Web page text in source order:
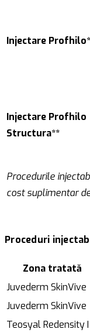
Injectare
Injectare Profhilo
Structura**
Procedurile
cost suplimentar
Proceduri
Zona tratată
Juvederm SkinVive
Juvederm SkinVive
Teosyal Redensity I